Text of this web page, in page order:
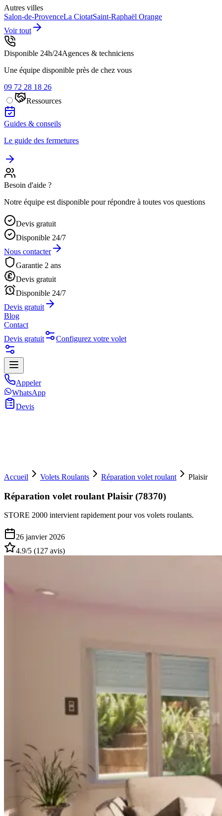
Autres villes
Salon-de-ProvenceLa CiotatSaint-Raphaël Orange
Voir tout
Disponible 24h/24Agences & techniciens
Une équipe disponible près de chez vous
09 72 28 18 26
Ressources
Guides & conseils
Le guide des fermetures
Besoin d'aide ?
Notre équipe est disponible pour répondre à toutes vos questions
Devis gratuit
Disponible 24/7
Nous contacter
Garantie 2 ans
Devis gratuit
Disponible 24/7
Devis gratuit
Blog
Contact
Devis gratuit
Configurez votre volet
Appeler
WhatsApp
Devis
Accueil Volets Roulants Réparation volet roulant Plaisir
Réparation volet roulant Plaisir (78370)
STORE 2000 intervient rapidement pour vos volets roulants.
26 janvier 2026
4.9/5 (127 avis)